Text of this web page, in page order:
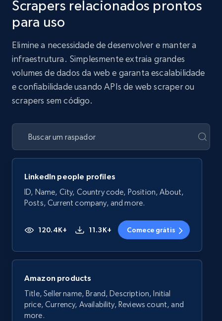
Scrapers relacionados prontos
para uso
Elimine a necessidade de desenvolver e manter a
infraestrutura. Simplesmente extraia grandes
volumes de dados da web e garanta escalabilidade
e confiabilidade usando APIs de web scraper ou
scrapers sem código.
LinkedIn people profiles
ID, Name, City, Country code, Position, About,
Posts, Current company, and more.
120.4K+ 11.3K+ Comece grátis
Amazon products
Title, Seller name, Brand, Description, Initial
price, Currency, Availability, Reviews count, and
more.